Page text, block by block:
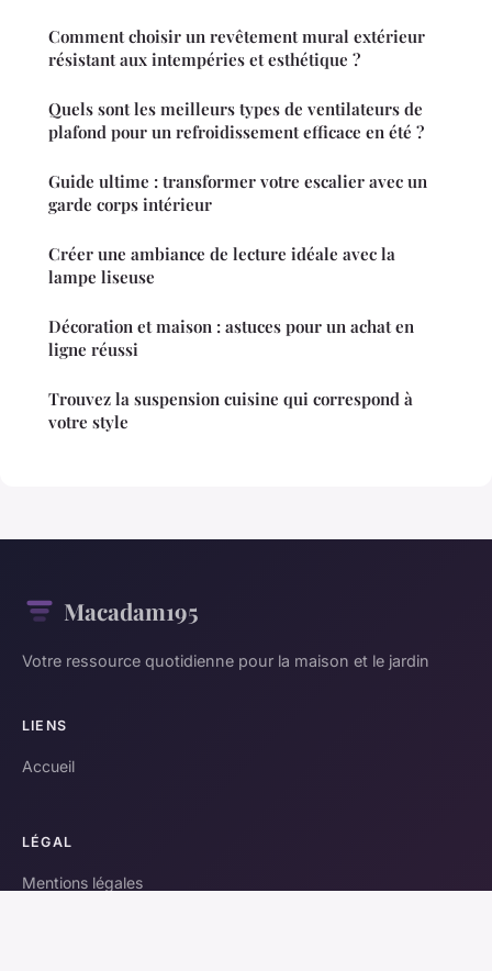
Comment choisir un revêtement mural extérieur
résistant aux intempéries et esthétique ?
Quels sont les meilleurs types de ventilateurs de
plafond pour un refroidissement efficace en été ?
Guide ultime : transformer votre escalier avec un
garde corps intérieur
Créer une ambiance de lecture idéale avec la
lampe liseuse
Décoration et maison : astuces pour un achat en
ligne réussi
Trouvez la suspension cuisine qui correspond à
votre style
Macadam195
Votre ressource quotidienne pour la maison et le jardin
LIENS
Accueil
LÉGAL
Mentions légales